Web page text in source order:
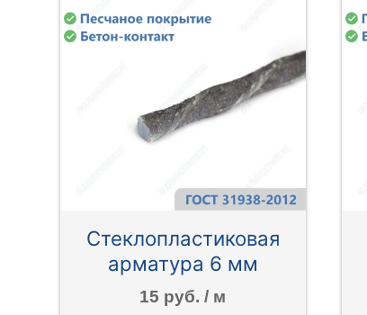
Стеклопластиковая
арматура 6 мм
15 руб. / м